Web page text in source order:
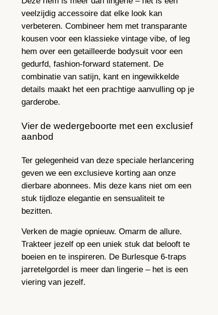
veelzijdig accessoire dat elke look kan
verbeteren. Combineer hem met transparante
kousen voor een klassieke vintage vibe, of leg
hem over een getailleerde bodysuit voor een
gedurfd, fashion-forward statement. De
combinatie van satijn, kant en ingewikkelde
details maakt het een prachtige aanvulling op je
garderobe.
Vier de wedergeboorte met een exclusief
aanbod
Ter gelegenheid van deze speciale herlancering
geven we een exclusieve korting aan onze
dierbare abonnees. Mis deze kans niet om een
stuk tijdloze elegantie en sensualiteit te
bezitten.
Verken de magie opnieuw. Omarm de allure.
Trakteer jezelf op een uniek stuk dat belooft te
boeien en te inspireren. De Burlesque 6-traps
jarretelgordel is meer dan lingerie – het is een
viering van jezelf.